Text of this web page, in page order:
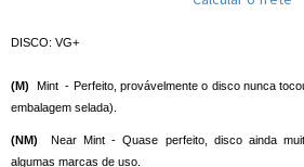
DISCO: VG+
(M) Mint - Perfeito, provávelmente o disco nunca
embalagem selada).
(NM) Near Mint - Quase perfeito, disco ainda
algumas marcas de uso.